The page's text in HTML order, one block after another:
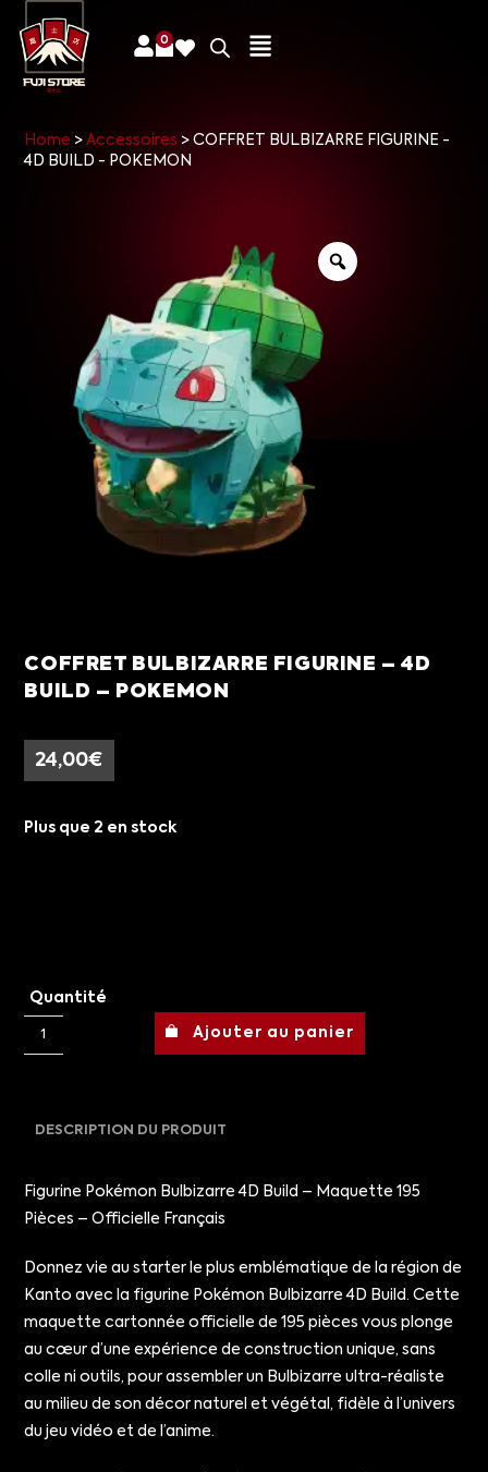
0
Home >Accessoires >COFFRET BULBIZARRE FIGURINE -
4D BUILD - POKEMON
COFFRET BULBIZARRE FIGURINE – 4D
BUILD – POKEMON
24,00€
Plus que 2 en stock
Quantité
Ajouter au panier
DESCRIPTION DU PRODUIT
Figurine Pokémon Bulbizarre 4D Build – Maquette 195
Pièces – Officielle Français
Donnez vie au starter le plus emblématique de la région de
Kanto avec la figurine Pokémon Bulbizarre 4D Build. Cette
maquette cartonnée officielle de 195 pièces vous plonge
au cœur d’une expérience de construction unique, sans
colle ni outils, pour assembler un Bulbizarre ultra-réaliste
au milieu de son décor naturel et végétal, fidèle à l’univers
du jeu vidéo et de l’anime.